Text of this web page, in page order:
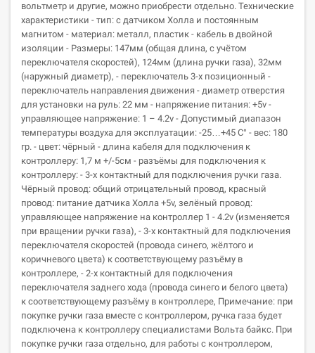
вольтметр и другие, можно приобрести отдельно. Технические
характеристики - тип: с датчиком Холла и постоянным
магнитом - материал: металл, пластик - кабель в двойной
изоляции - Размеры: 147мм (общая длина, с учётом
переключателя скоростей), 124мм (длина ручки газа), 32мм
(наружный диаметр), - переключатель 3-х позиционный -
переключатель направления движения - диаметр отверстия
для установки на руль: 22 мм - напряжение питания: +5v -
управляющее напряжение: 1 – 4.2v - Допустимый диапазон
температуры воздуха для эксплуатации: -25…+45 С° - вес: 180
гр. - цвет: чёрный - длина кабеля для подключения к
контроллеру: 1,7 м +/-5см - разъёмы для подключения к
контроллеру: - 3-х контактный для подключения ручки газа.
Чёрный провод: общий отрицательный провод, красный
провод: питание датчика Холла +5v, зелёный провод:
управляющее напряжение на контроллер 1 - 4.2v (изменяется
при вращении ручки газа), - 3-х контактный для подключения
переключателя скоростей (провода синего, жёлтого и
коричневого цвета) к соответствующему разъёму в
контроллере, - 2-х контактный для подключения
переключателя заднего хода (провода синего и белого цвета)
к соответствующему разъёму в контроллере, Примечание: при
покупке ручки газа вместе с контроллером, ручка газа будет
подключена к контроллеру специалистами Вольта байкс. При
покупке ручки газа отдельно, для работы с контроллером,